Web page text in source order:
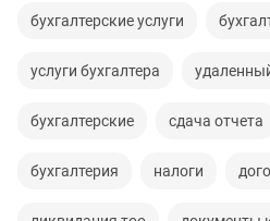
бухгалтерские услуги
услуги бухгалтера
бухгалтерские сдача отчета
бухгалтерия налоги